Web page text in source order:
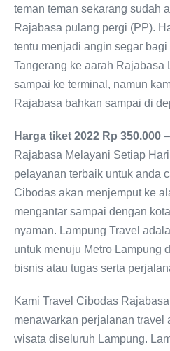
teman teman sekarang sudah
Rajabasa pulang pergi (PP).
tentu menjadi angin segar
Tangerang ke aarah Rajabasa
sampai ke terminal, namun
Rajabasa bahkan sampai di
Harga tiket 2022 Rp 350.000
Rajabasa Melayani Setiap
pelayanan terbaik untuk anda
Cibodas akan menjemput ke
mengantar sampai dengan
nyaman. Lampung Travel
untuk menuju Metro Lampung
bisnis atau tugas serta
Kami Travel Cibodas
menawarkan perjalanan travel
wisata diseluruh Lampung.